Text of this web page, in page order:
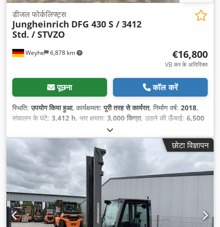
Weyhe 6,878 km
डीजल फोर्कलिफ्ट्स
Jungheinrich DFG 430 S / 3412
Std. / STVZO
€16,800
VB कर के अतिरिक्त
पूछना कॉल करें
स्थिति:उपयोग किया हुआ, कार्यक्षमता:पूरी तरह से कार्यरत, निर्माण वर्ष: 2018,
संचालन के घंटे: 3,412 h, भार क्षमता: 3,000 किग्रा, उठाने की ऊँचाई: 6,500
, ईंधन का प्रकार:
ट्रिप्लेक्स, निर्माण ऊँचाई:2,890 मिमी, फोर्क की लंबाई:2,400 मिमी, ड्राइव
प्रकार:
छोटा विज्ञापन